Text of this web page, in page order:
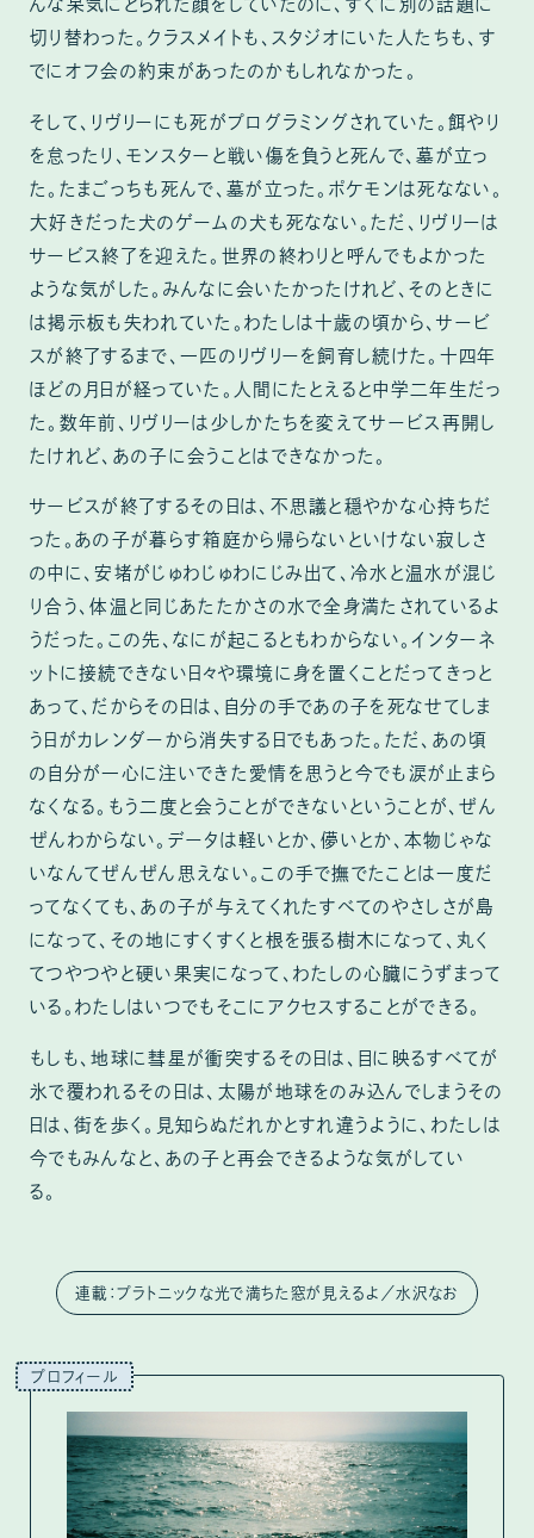
んな呆気にとられた顔をしていたのに、すぐに別の話題に
切り替わった。クラスメイトも、スタジオにいた人たちも、す
でにオフ会の約束があったのかもしれなかった。
そして、リヴリーにも死がプログラミングされていた。餌やり
を怠ったり、モンスターと戦い傷を負うと死んで、墓が立っ
た。たまごっちも死んで、墓が立った。ポケモンは死なない。
大好きだった犬のゲームの犬も死なない。ただ、リヴリーは
サービス終了を迎えた。世界の終わりと呼んでもよかった
ような気がした。みんなに会いたかったけれど、そのときに
は掲示板も失われていた。わたしは十歳の頃から、サービ
スが終了するまで、一匹のリヴリーを飼育し続けた。十四年
ほどの月日が経っていた。人間にたとえると中学二年生だっ
た。数年前、リヴリーは少しかたちを変えてサービス再開し
たけれど、あの子に会うことはできなかった。
サービスが終了するその日は、不思議と穏やかな心持ちだ
った。あの子が暮らす箱庭から帰らないといけない寂しさ
の中に、安堵がじゅわじゅわにじみ出て、冷水と温水が混じ
り合う、体温と同じあたたかさの水で全身満たされているよ
うだった。この先、なにが起こるともわからない。インターネ
ットに接続できない日々や環境に身を置くことだってきっと
あって、だからその日は、自分の手であの子を死なせてしま
う日がカレンダーから消失する日でもあった。ただ、あの頃
の自分が一心に注いできた愛情を思うと今でも涙が止まら
なくなる。もう二度と会うことができないということが、ぜん
ぜんわからない。データは軽いとか、儚いとか、本物じゃな
いなんてぜんぜん思えない。この手で撫でたことは一度だ
ってなくても、あの子が与えてくれたすべてのやさしさが島
になって、その地にすくすくと根を張る樹木になって、丸く
てつやつやと硬い果実になって、わたしの心臓にうずまって
いる。わたしはいつでもそこにアクセスすることができる。
もしも、地球に彗星が衝突するその日は、目に映るすべてが
氷で覆われるその日は、太陽が地球をのみ込んでしまうその
日は、街を歩く。見知らぬだれかとすれ違うように、わたしは
今でもみんなと、あの子と再会できるような気がしてい
る。
連載：プラトニックな光で満ちた窓が見えるよ／水沢なお
プロフィール